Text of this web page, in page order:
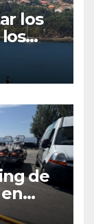
los
de